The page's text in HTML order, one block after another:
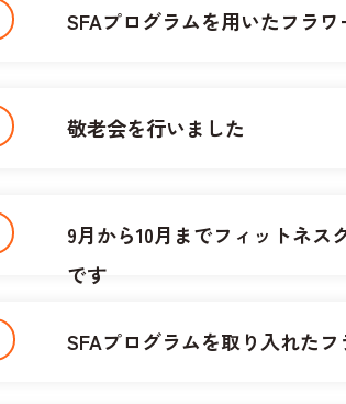
フィットネスクラブ
インタビュー
入居者さま
SFAプログラムを用いたフラ
敬老会を行いました
9月から10月までフィットネ
です
SFAプログラムを取り入れた